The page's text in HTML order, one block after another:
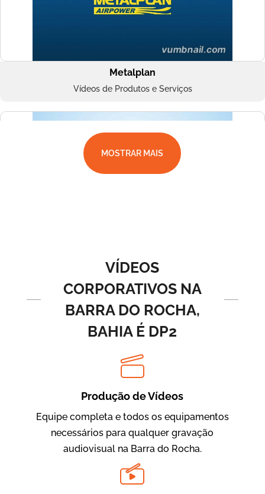
Metalplan
Vídeos de Produtos e Serviços
BRF Parceiros
Vídeos de Integração e Segurança
MOSTRAR MAIS
VÍDEOS
CORPORATIVOS NA
BARRA DO ROCHA,
BAHIA É DP2
Produção de Vídeos
Equipe completa e todos os equipamentos
necessários para qualquer gravação
audiovisual na Barra do Rocha.